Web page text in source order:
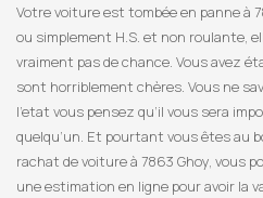
Votre voiture est tombée en panne à
ou simplement H.S. et non roulante,
vraiment pas de chance. Vous avez
sont horriblement chères. Vous ne
l’etat vous pensez qu’il vous sera
quelqu’un. Et pourtant vous êtes au
rachat de voiture à 7863 Ghoy, vous
une estimation en ligne pour avoir la